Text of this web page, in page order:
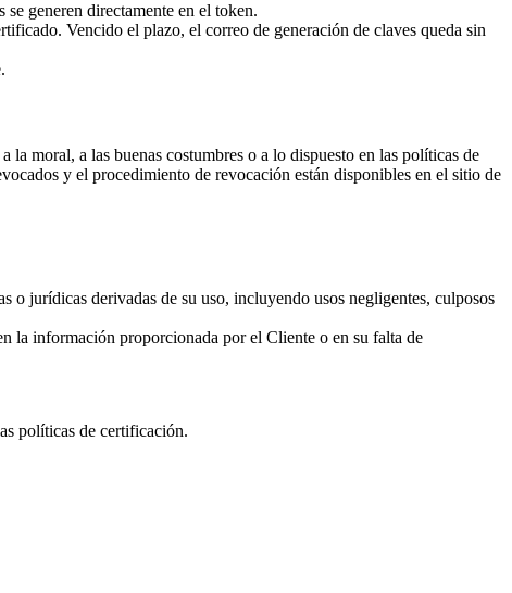
se generen directamente en el token.
Vencido el plazo, el correo de generación de claves queda sin
moral, a las buenas costumbres o a lo dispuesto en las políticas de
y el procedimiento de revocación están disponibles en el sitio de
o jurídicas derivadas de su uso, incluyendo usos negligentes, culposos
la información proporcionada por el Cliente o en su falta de
políticas de certificación.